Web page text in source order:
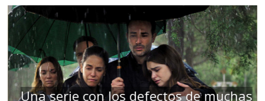
Una serie con los defectos de muchas